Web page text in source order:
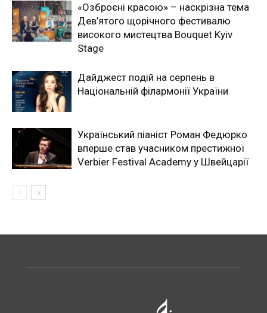
«Озброєні красою» – наскрізна тема
Дев’ятого щорічного фестивалю
високого мистецтва Bouquet Kyiv
Stage
Дайджест подій на серпень в
Національній філармонії України
Український піаніст Роман Федюрко
вперше став учасником престижної
Verbier Festival Academy у Швейцарії